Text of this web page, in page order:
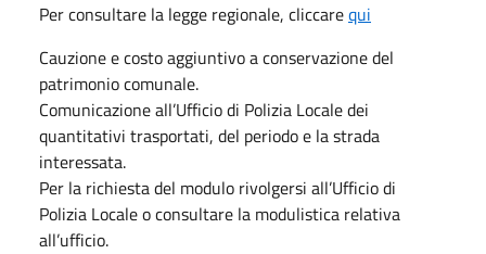
Per consultare la legge regionale, cliccarequi
Cauzione e costo aggiuntivo a conservazione del
patrimonio comunale.
Comunicazione all’Ufficio di Polizia Locale dei
quantitativi trasportati, del periodo e la strada
interessata.
Per la richiesta del modulo rivolgersi all’Ufficio di
Polizia Locale o consultare la modulistica relativa
all’ufficio.